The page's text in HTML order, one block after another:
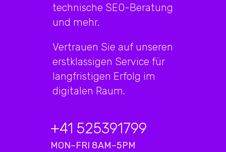
technische SEO-Beratung
und mehr.
Vertrauen Sie auf unseren
erstklassigen Service für
langfristigen Erfolg im
digitalen Raum.
+41 525391799
MON–FRI 8AM–5PM